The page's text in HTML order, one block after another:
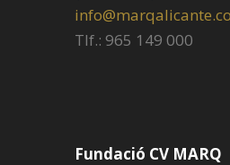
Tlf.: 965 149 000
Fundació CV MARQ